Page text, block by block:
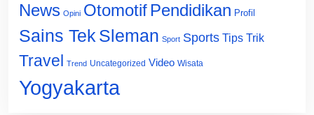
News Opini Otomotif Pendidikan Profil
Sains Tek Sleman Sport Sports Tips Trik
Travel Trend Uncategorized Video Wisata
Yogyakarta